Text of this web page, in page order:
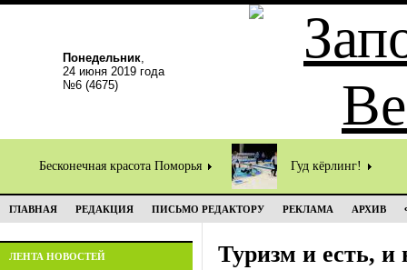
Понедельник,
24 июня 2019 года
№6 (4675)
Бесконечная красота Поморья Гуд кёрлинг!
ГЛАВНАЯ РЕДАКЦИЯ ПИСЬМО РЕДАКТОРУ РЕКЛАМА АРХИВ
ЛЕНТА НОВОСТЕЙ Туризм и есть, и